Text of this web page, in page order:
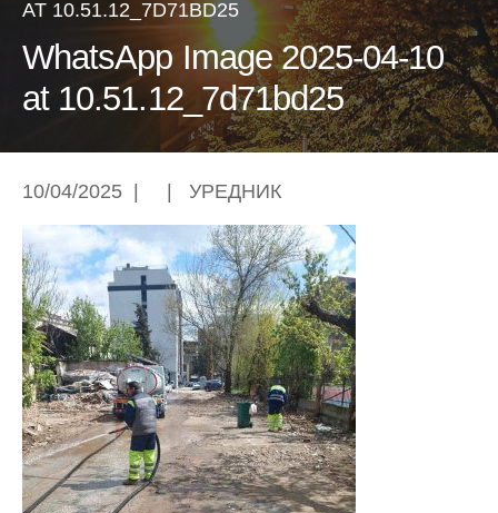
AT 10.51.12_7D71BD25
WhatsApp Image 2025-04-10
at 10.51.12_7d71bd25
10/04/2025 УРЕДНИК